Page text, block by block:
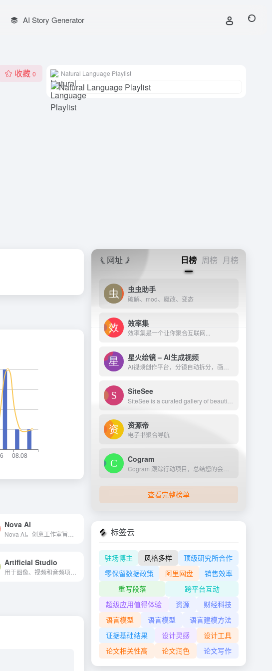
AI Story Generator
收藏 0 Natural Language Playlist
Nova AI
Artificial Studio
网址 日榜 周榜 月榜
虫虫助手
破解、mod、魔改、变态
效率集
效率集是一个让你聚合互联网...
星火绘镜 – AI生成视频
SiteSee
资源帝
电子书聚合导航
Cogram
查看完整榜单
标签云
驻场博主 风格多样
顶级研究所合作
零保留数据政策
阿里网盘
销售效率
重写段落
跨平台互动
超级应用值得体验
资源
财经科技
语言模型
语言模型
语言建模方法
证据基础结果
设计灵感
设计工具
论文相关性高
论文润色 论文写作